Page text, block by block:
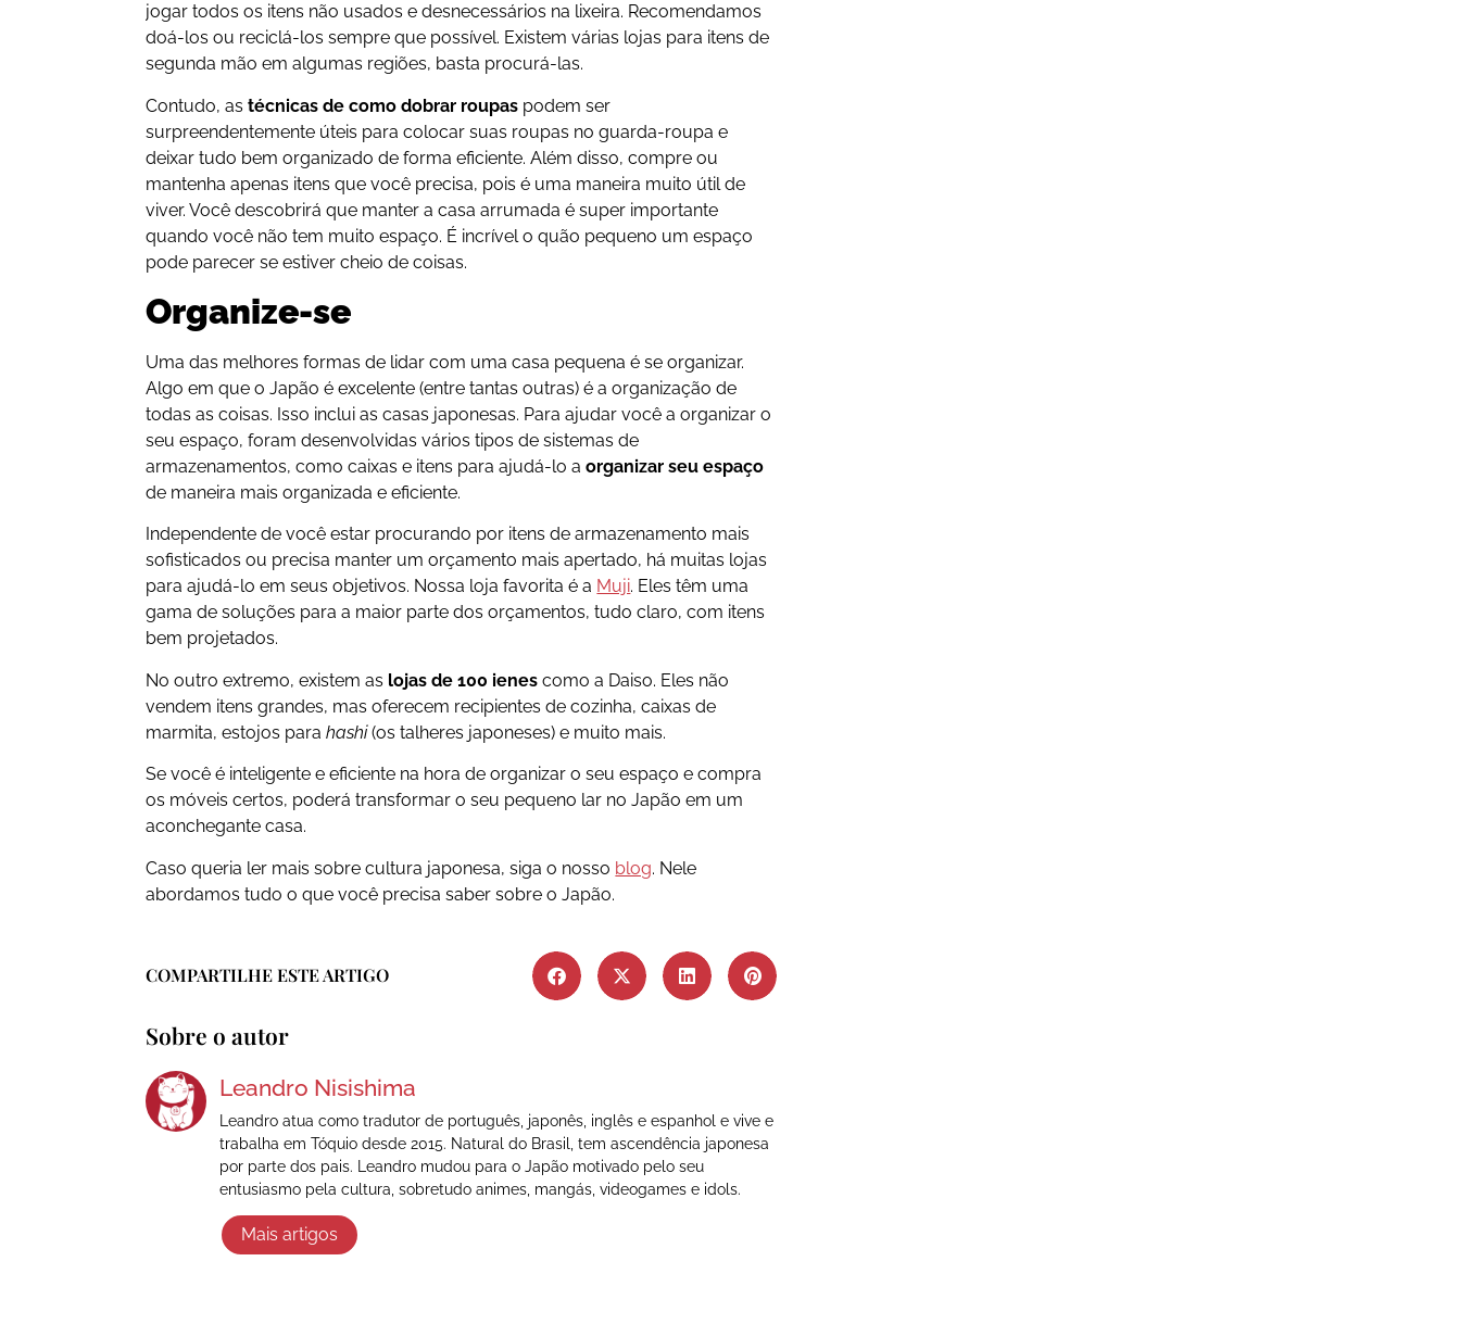
jogar todos os itens não usados e desnecessários na lixeira. Recomendamos
doá-los ou reciclá-los sempre que possível. Existem várias lojas para itens de
segunda mão em algumas regiões, basta procurá-las.
Contudo, astécnicas de como dobrar roupas podem ser
surpreendentemente úteis para colocar suas roupas no guarda-roupa e
deixar tudo bem organizado de forma eficiente. Além disso, compre ou
mantenha apenas itens que você precisa, pois é uma maneira muito útil de
viver. Você descobrirá que manter a casa arrumada é super importante
quando você não tem muito espaço. É incrível o quão pequeno um espaço
pode parecer se estiver cheio de coisas.
Organize-se
Uma das melhores formas de lidar com uma casa pequena é se organizar.
Algo em que o Japão é excelente (entre tantas outras) é a organização de
todas as coisas. Isso inclui as casas japonesas. Para ajudar você a organizar o
seu espaço, foram desenvolvidas vários tipos de sistemas de
armazenamentos, como caixas e itens para ajudá-lo aorganizar seu espaço
de maneira mais organizada e eficiente.
Independente de você estar procurando por itens de armazenamento mais
sofisticados ou precisa manter um orçamento mais apertado, há muitas lojas
para ajudá-lo em seus objetivos. Nossa loja favorita é a Muji. Eles têm uma
gama de soluções para a maior parte dos orçamentos, tudo claro, com itens
bem projetados.
No outro extremo, existem as lojas de 100 ienes como a Daiso. Eles não
vendem itens grandes, mas oferecem recipientes de cozinha, caixas de
marmita, estojos parahashi(os talheres japoneses) e muito mais.
Se você é inteligente e eficiente na hora de organizar o seu espaço e compra
os móveis certos, poderá transformar o seu pequeno lar no Japão em um
aconchegante casa.
Caso queria ler mais sobre cultura japonesa, siga o nosso blog. Nele
abordamos tudo o que você precisa saber sobre o Japão.
COMPARTILHE ESTE ARTIGO
Sobre o autor
Leandro Nisishima
Leandro atua como tradutor de português, japonês, inglês e espanhol e vive e
trabalha em Tóquio desde 2015. Natural do Brasil, tem ascendência japonesa
por parte dos pais. Leandro mudou para o Japão motivado pelo seu
entusiasmo pela cultura, sobretudo animes, mangás, videogames e idols.
Mais artigos